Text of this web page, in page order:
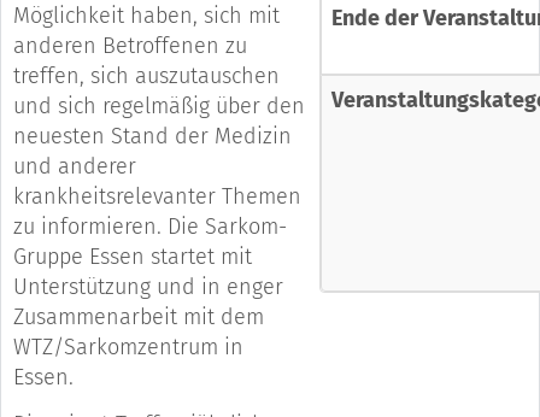
Möglichkeit haben, sich mit
anderen Betroffenen zu
treffen, sich auszutauschen
und sich regelmäßig über den
neuesten Stand der Medizin
und anderer
krankheitsrelevanter Themen
zu informieren. Die Sarkom-
Gruppe Essen startet mit
Unterstützung und in enger
Zusammenarbeit mit dem
WTZ/Sarkomzentrum in
Essen.
Ende der